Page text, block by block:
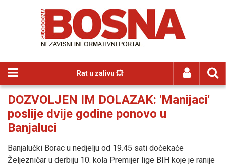
Rat u zalivu 💥
DOZVOLJEN IM DOLAZAK: 'Manijaci'
poslije dvije godine ponovo u
Banjaluci
Banjalučki Borac u nedjelju od 19.45 sati dočekaće
Željezničar u derbiju 10. kola Premijer lige BIH koje je ranije